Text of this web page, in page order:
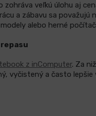
veľkú úlohu aj
a zábavu sa považujú
alebo herné
z inComputer. Za
vyčistený a často